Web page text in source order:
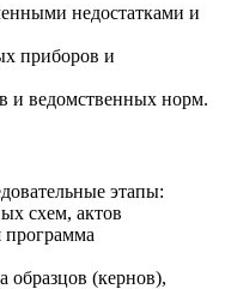
недостатками и
приборов и
и ведомственных норм.
этапы:
схем, актов
программа
образцов (кернов),